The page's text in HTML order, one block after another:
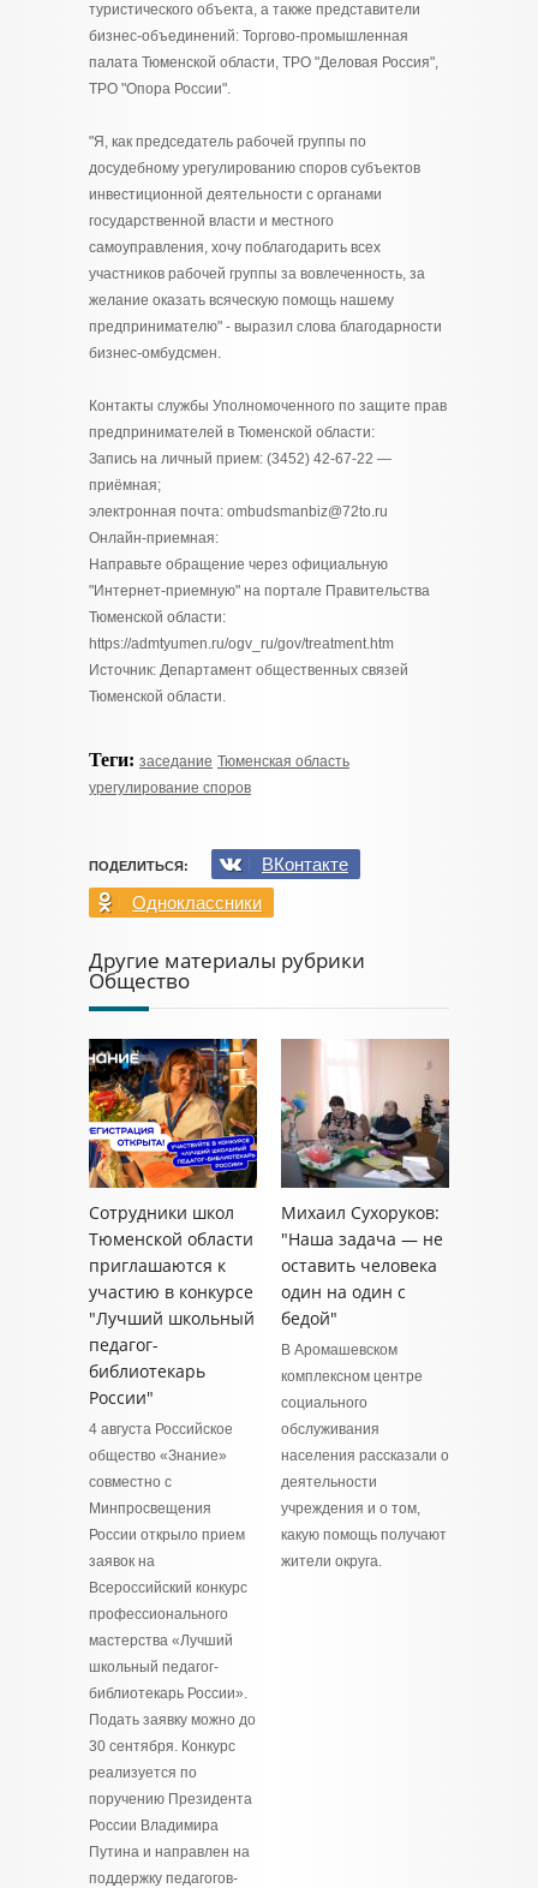
туристического объекта, а также представители
бизнес-объединений: Торгово-промышленная
палата Тюменской области, ТРО "Деловая Россия",
ТРО "Опора России".
"Я, как председатель рабочей группы по
досудебному урегулированию споров субъектов
инвестиционной деятельности с органами
государственной власти и местного
самоуправления, хочу поблагодарить всех
участников рабочей группы за вовлеченность, за
желание оказать всяческую помощь нашему
предпринимателю" - выразил слова благодарности
бизнес-омбудсмен.
Контакты службы Уполномоченного по защите прав
предпринимателей в Тюменской области:
Запись на личный прием: (3452) 42-67-22 —
приёмная;
электронная почта: ombudsmanbiz@72to.ru
Онлайн-приемная:
Направьте обращение через официальную
"Интернет-приемную" на портале Правительства
Тюменской области:
https://admtyumen.ru/ogv_ru/gov/treatment.htm
Источник: Департамент общественных связей
Тюменской области.
Теги: заседание Тюменская область
урегулирование споров
ПОДЕЛИТЬСЯ:
ВКонтакте
Одноклассники
Другие материалы рубрики
Общество
Сотрудники школ
Тюменской области
приглашаются к
участию в конкурсе
"Лучший школьный
педагог-
библиотекарь
России"
4 августа Российское
общество «Знание»
совместно с
Минпросвещения
России открыло прием
заявок на
Всероссийский конкурс
профессионального
мастерства «Лучший
школьный педагог-
библиотекарь России».
Подать заявку можно до
30 сентября. Конкурс
реализуется по
поручению Президента
России Владимира
Путина и направлен на
поддержку педагогов-
Михаил Сухоруков:
"Наша задача — не
оставить человека
один на один с
бедой"
В Аромашевском
комплексном центре
социального
обслуживания
населения рассказали о
деятельности
учреждения и о том,
какую помощь получают
жители округа.